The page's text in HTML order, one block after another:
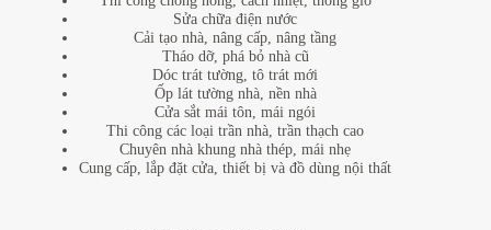
Sửa chữa điện nước
Cải tạo nhà, nâng cấp, nâng tầng
Tháo dỡ, phá bỏ nhà cũ
Dóc trát tường, tô trát mới
Ốp lát tường nhà, nền nhà
Cửa sắt mái tôn, mái ngói
Thi công các loại trần nhà, trần thạch cao
Chuyên nhà khung nhà thép, mái nhẹ
Cung cấp, lắp đặt cửa, thiết bị và đồ dùng nội thất